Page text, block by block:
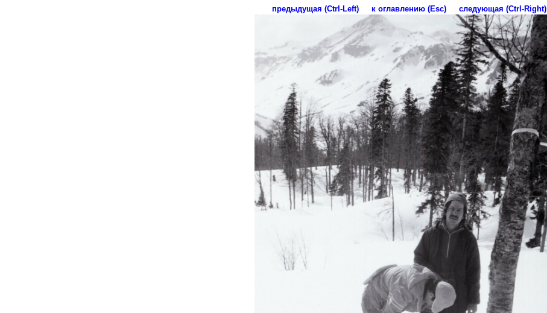
предыдущая (Ctrl-Left) к оглавлению (Esc) следующая (Ctrl-Right)